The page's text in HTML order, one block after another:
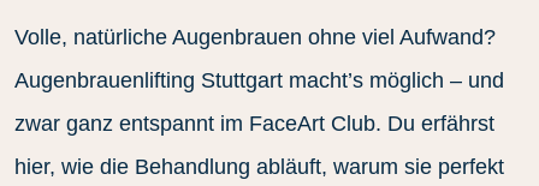
Volle, natürliche Augenbrauen ohne viel Aufwand?
Augenbrauenlifting Stuttgart macht’s möglich – und
zwar ganz entspannt im FaceArt Club. Du erfährst
hier, wie die Behandlung abläuft, warum sie perfekt